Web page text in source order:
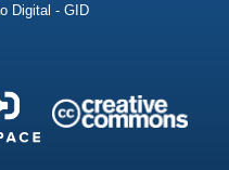
Digital - GID